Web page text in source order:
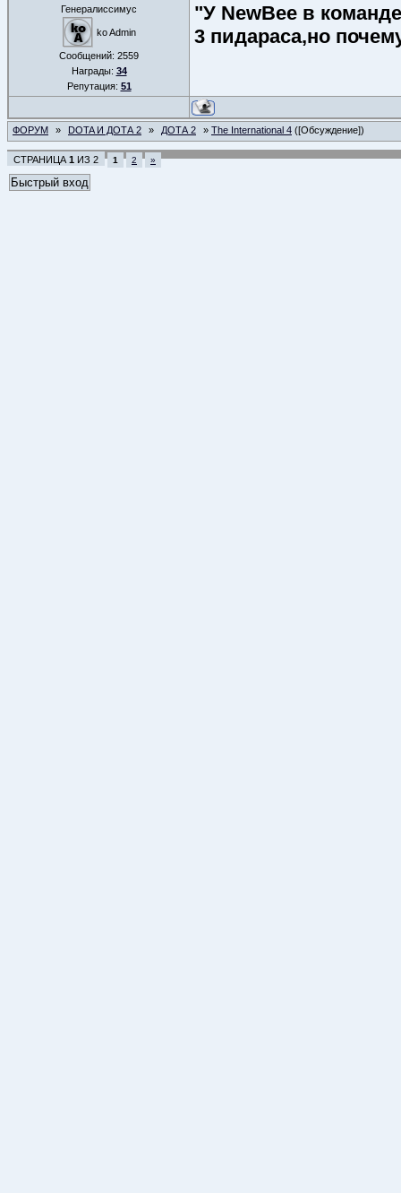
Генералиссимус
ko Admin
Сообщений: 2559
Награды: 34
Репутация: 51
"У NewBee в
3 пидараса,но
ФОРУМ » DOTA И ДОТА 2 » ДОТА 2 » The International 4 ([Обсуждение])
СТРАНИЦА 1 ИЗ 2 1 2 »